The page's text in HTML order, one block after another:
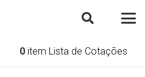
0 item Lista de Cotações